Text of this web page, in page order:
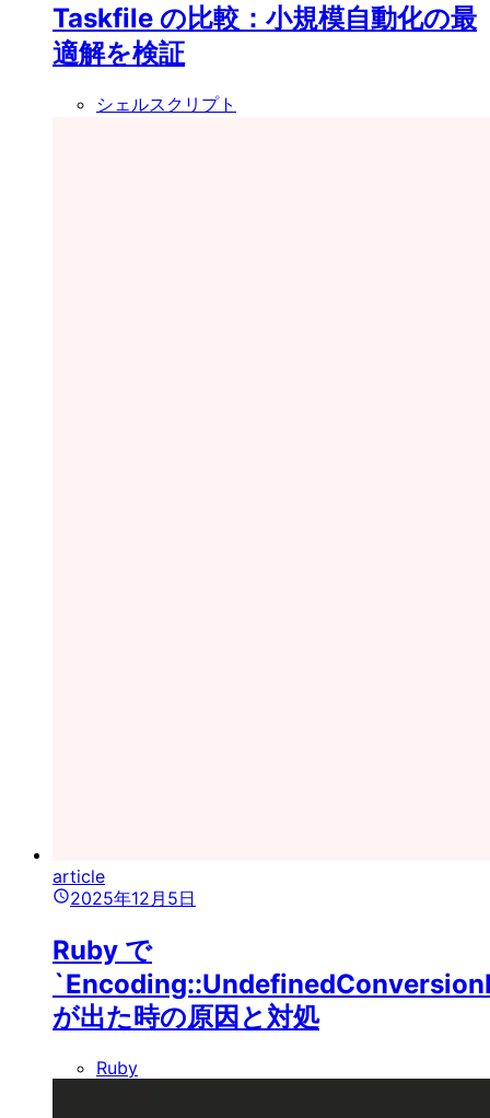
Taskfile の比較：小規模自動化の最
適解を検証
シェルスクリプト
article
2025年12月5日
Ruby で
が出た時の原因と対処
Ruby